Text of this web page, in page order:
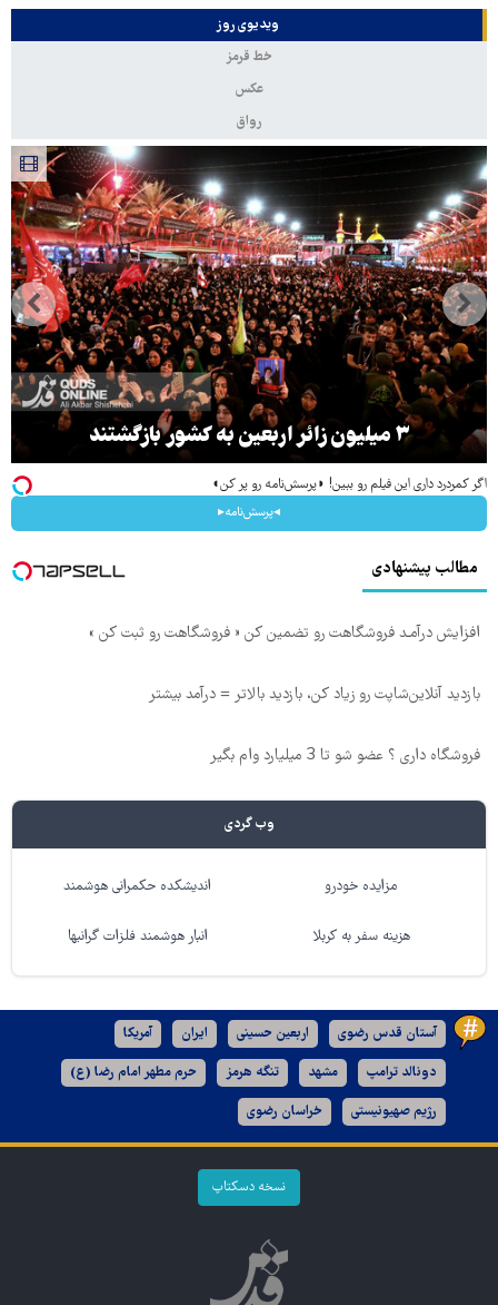
ویدیوی روز
خط قرمز
عکس
رواق
۳ میلیون زائر اربعین به کشور بازگشتند
اگر کمردرد داری این فیلم رو ببین! ◗پرسش‌نامه رو پر کن◖
◂پرسش‌نامه▸
مطالب پیشنهادی
افزایش درآمـد فروشگاهت رو تضمین کن « فروشگاهت رو ثبت کن »
بازدید آنلاین‌شاپت رو زیاد کن، بازدید بالاتر = درآمد بیشتر
فروشگاه داری ؟ عضو شو تا 3 میلیارد وام بگیر
وب گردی
مزایده خودرو اندیشکده حکمرانی هوشمند
هزینه سفر به کربلا انبار هوشمند فلزات گرانبها
آستان قدس رضوی اربعین حسینی ایران آمریکا
دونالد ترامپ مشهد تنگه هرمز حرم مطهر امام رضا (ع)
رژیم صهیونیستی خراسان رضوی
نسخه دسکتاپ